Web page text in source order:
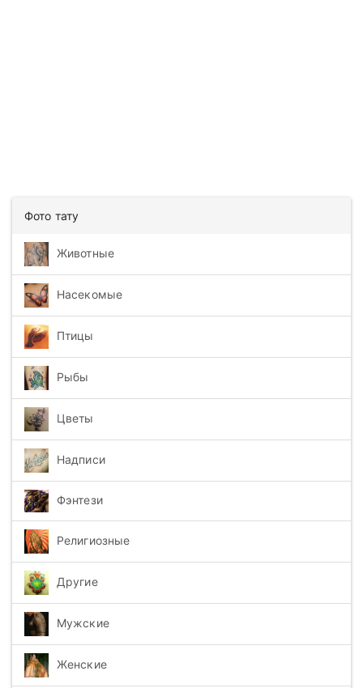
Фото тату
Животные
Насекомые
Птицы
Рыбы
Цветы
Надписи
Фэнтези
Религиозные
Другие
Мужские
Женские